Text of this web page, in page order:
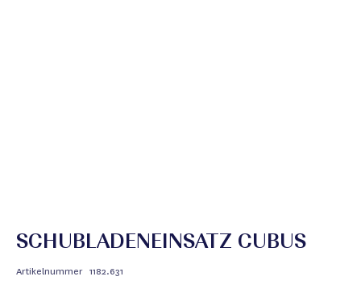
SCHUBLADENEINSATZ CUBUS
Artikelnummer 1182.631